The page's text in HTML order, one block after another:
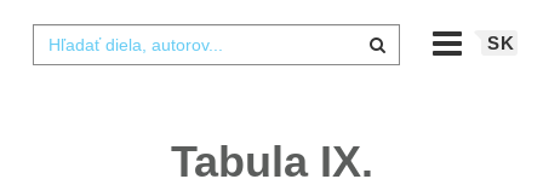
SK
Tabula IX.